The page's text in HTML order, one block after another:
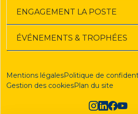
ENGAGEMENT LA POSTE
ÉVÉNEMENTS & TROPHÉES
Mentions légalesPolitique de
Gestion des cookiesPlan du site